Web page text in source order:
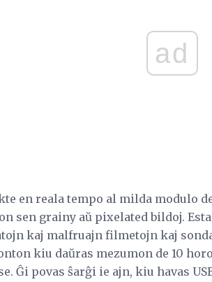
ad
en reala tempo al milda modulo
sen grainy aŭ pixelated bildoj.
kaj malfruajn filmetojn kaj
kiu daŭras mezumon de 10
Ĝi povas ŝarĝi ie ajn, kiu havas